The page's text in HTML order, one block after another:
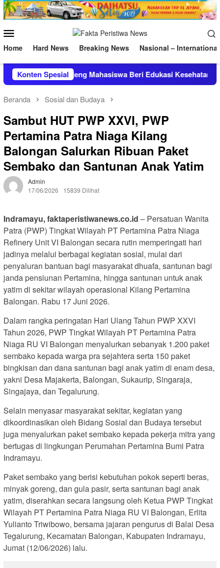
Loncat
ke
Mobile
Home Hard News Breaking News Nasional – International
Konten Spesial
Gandeng Mahasiswa Beri Edukasi Kesehatan
Beranda Sosial dan Budaya
Sambut HUT PWP XXVI, PWP
Pertamina Patra Niaga Kilang
Balongan Salurkan Ribuan Paket
Sembako dan Santunan Anak Yatim
Admin
17/06/2026
15839 Dilihat
Indramayu, faktaperistiwanews.co.id – Persatuan Wanita
Patra (PWP) Tingkat Wilayah PT Pertamina Patra Niaga
Refinery Unit VI Balongan secara rutin memperingati hari
jadinya melalui berbagai kegiatan sosial, mulai dari
penyaluran bantuan bagi masyarakat dhuafa, santunan bagi
janda pensiunan Pertamina, hingga santunan untuk anak
yatim di sekitar wilayah operasional Kilang Pertamina
Balongan. Rabu 17 Juni 2026.
Dalam rangka peringatan Hari Ulang Tahun PWP XXVI
Tahun 2026, PWP Tingkat Wilayah PT Pertamina Patra
Niaga RU VI Balongan menyalurkan sebanyak 1.200 paket
sembako kepada warga pra sejahtera serta 150 paket
bingkisan dan dana santunan bagi anak yatim di enam desa,
yakni Desa Majakerta, Balongan, Sukaurip, Singaraja,
Singajaya, dan Tegalurung.
Selain menyasar masyarakat sekitar, kegiatan yang
dikoordinasikan oleh Bidang Sosial dan Budaya tersebut
juga menyalurkan paket sembako kepada pekerja mitra yang
bertugas di lingkungan Perumahan Pertamina Bumi Patra
Indramayu.
Paket sembako yang berisi kebutuhan pokok seperti beras,
minyak goreng, dan gula pasir, serta santunan bagi anak
yatim, diserahkan secara langsung oleh Ketua PWP Tingkat
Wilayah PT Pertamina Patra Niaga RU VI Balongan, Erlita
Yulianto Triwibowo, bersama jajaran pengurus di Balai Desa
Tegalurung, Kecamatan Balongan, Kabupaten Indramayu,
Jumat (12/06/2026) lalu.